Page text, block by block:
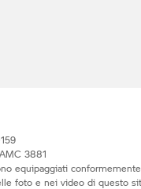
3881
equipaggiati
foto e nei video di questo